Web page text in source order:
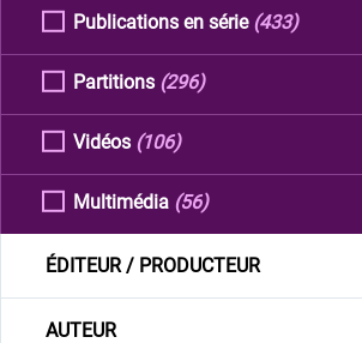
Publications en série (433)
Partitions (296)
Vidéos (106)
Multimédia (56)
ÉDITEUR / PRODUCTEUR
AUTEUR